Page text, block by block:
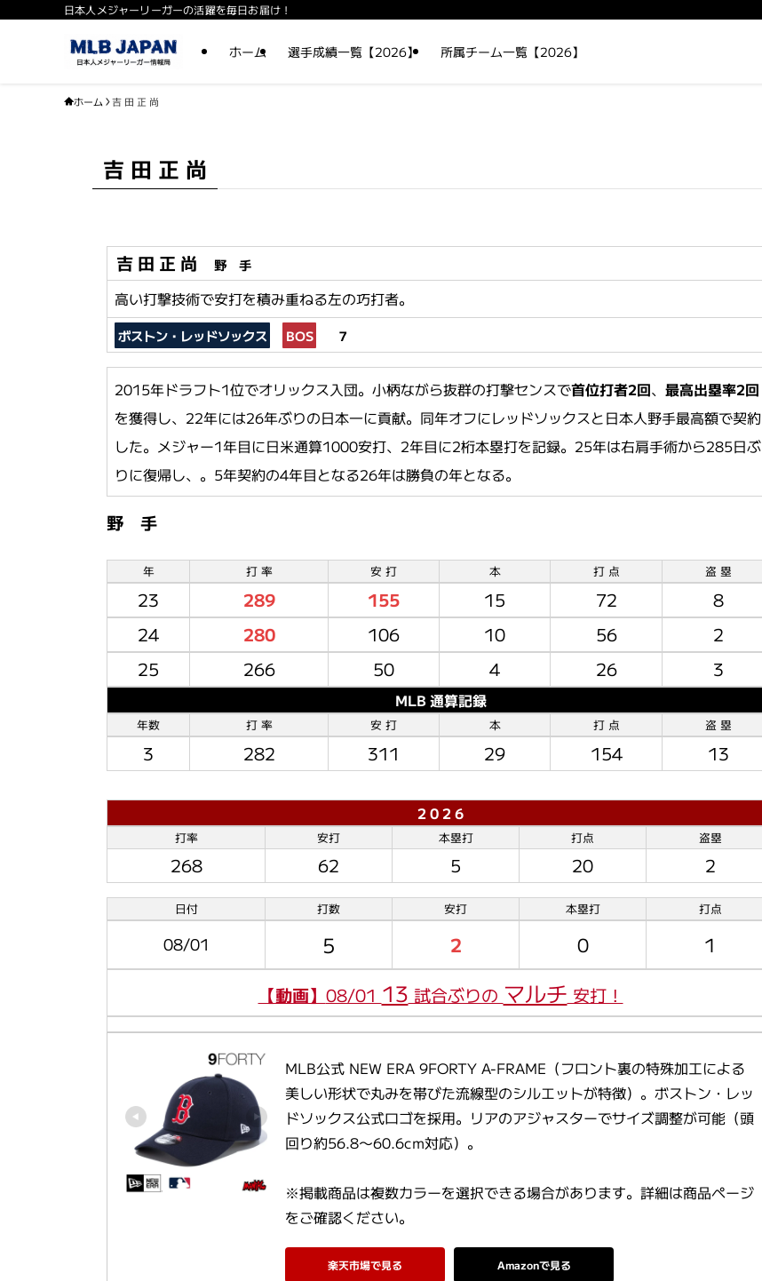
日本人メジャーリーガーの活躍を毎日お届け！
ホーム 選手成績一覧【2026】 所属チーム一覧【2026】
ホーム 吉 田 正 尚
吉 田 正 尚
吉 田 正 尚 野 手
高い打撃技術で安打を積み重ねる左の巧打者。
ボストン・レッドソックス BOS ７
2015年ドラフト1位でオリックス入団。小柄ながら抜群の打撃センスで首位打者2回、 最高出塁率2回
を獲得し、22年には26年ぶりの日本一に貢献。同年オフにレッドソックスと日本人野手最高額で契約
した。メジャー1年目に日米通算1000安打、2年目に2桁本塁打を記録。25年は右肩手術から285日ぶ
りに復帰し、。5年契約の4年目となる26年は勝負の年となる。
野 手
年 打 率 安 打 本 打 点 盗 塁
23 289 155 15 72
8
24
280 106 10 56
2
25
266 50 4 26 3
MLB 通算記録
年数 打 率 安 打 本 打 点 盗 塁
3 282 311 29 154 13
2 0 2 6
打率 安打 本塁打 打点 盗塁
268 62 5 20 2
日付 打数 安打 本塁打 打点
08/01 5 2 0 1
【動画】 08/01 13 試合ぶりの マルチ 安打！
MLB公式 NEW ERA 9FORTY A-FRAME（フロント裏の特殊加工による
美しい形状で丸みを帯びた流線型のシルエットが特徴）。ボストン・レッ
ドソックス公式ロゴを採用。リアのアジャスターでサイズ調整が可能（頭
回り約56.8〜60.6cm対応）。
※掲載商品は複数カラーを選択できる場合があります。詳細は商品ページ
をご確認ください。
楽天市場で見る Amazonで見る